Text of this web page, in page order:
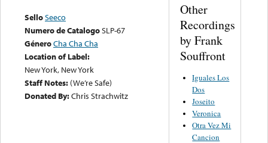
SelloSeeco
Numero de CatalogoSLP-67
GéneroCha Cha Cha
Location of Label:
New York, New York
Staff Notes: (We’re Safe)
Donated By:Chris Strachwitz
Other
Recordings
by Frank
Souffront
Iguales Los
Dos
Joseito
Veronica
Otra Vez Mi
Cancion